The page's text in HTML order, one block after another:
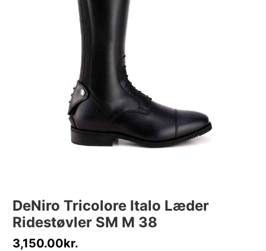
DeNiro Tricolore Italo Læder
Ridestøvler SM M 38
3,150.00kr.